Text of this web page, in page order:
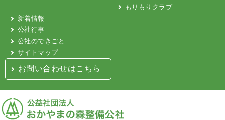
もりもりクラブ
新着情報
公社行事
公社のできごと
サイトマップ
お問い合わせはこちら